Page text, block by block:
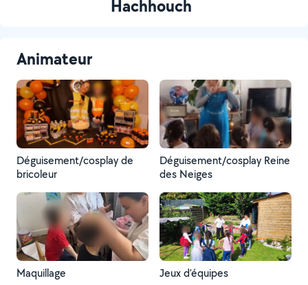
Hachhouch
Animateur
Déguisement/cosplay de
bricoleur
Déguisement/cosplay Reine
des Neiges
Maquillage Jeux d’équipes